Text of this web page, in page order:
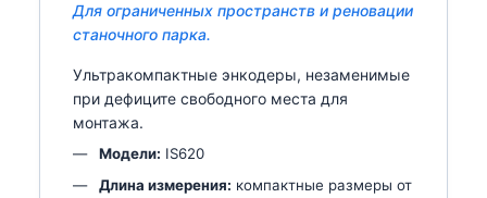
Для ограниченных пространств и реновации
станочного парка.
Ультракомпактные энкодеры, незаменимые
при дефиците свободного места для
монтажа.
Модели: IS620
Длина измерения: компактные размеры от